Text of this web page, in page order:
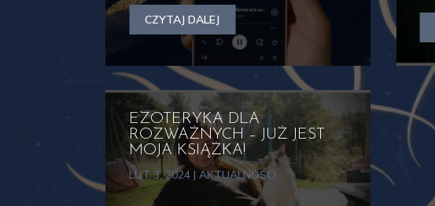
CZYTAJ DALEJ
EZOTERYKA DLA
ROZWAŻNYCH – JUŻ JEST
MOJA KSIĄŻKA!
LUT 3, 2024 |AKTUALNOŚCI